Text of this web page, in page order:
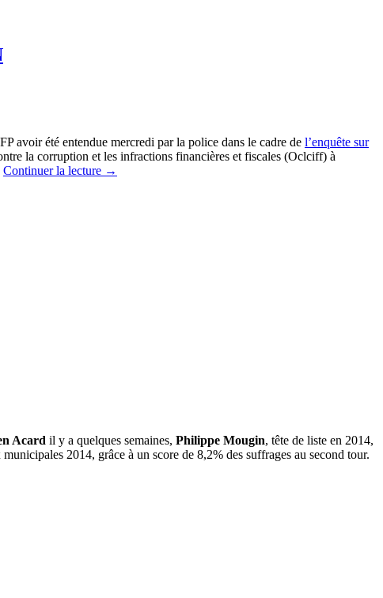
avoir été entendue mercredi par la police dans le cadre de l’enquête sur
la corruption et les infractions financières et fiscales (Oclciff) à
Continuer la lecture →
Acard il y a quelques semaines, Philippe Mougin, tête de liste en 2014,
2014, grâce à un score de 8,2% des suffrages au second tour.